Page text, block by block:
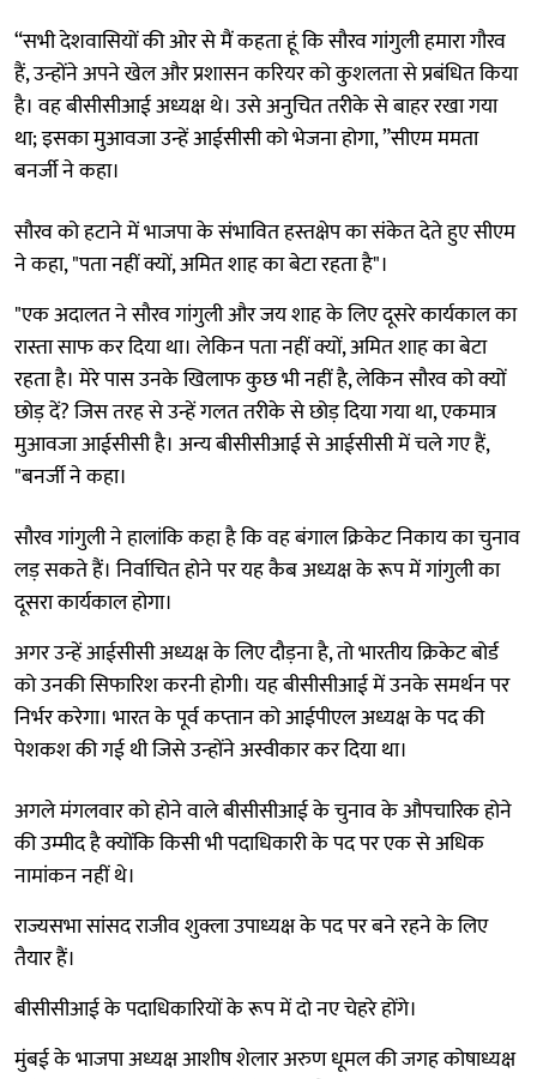
“सभी देशवासियों की ओर से मैं कहता हूं कि सौरव गांगुली हमारा गौरव
हैं, उन्होंने अपने खेल और प्रशासन करियर को कुशलता से प्रबंधित किया
है। वह बीसीसीआई अध्यक्ष थे। उसे अनुचित तरीके से बाहर रखा गया
था; इसका मुआवजा उन्हें आईसीसी को भेजना होगा, ”सीएम ममता
बनर्जी ने कहा।
सौरव को हटाने में भाजपा के संभावित हस्तक्षेप का संकेत देते हुए सीएम
ने कहा, "पता नहीं क्यों, अमित शाह का बेटा रहता है"।
"एक अदालत ने सौरव गांगुली और जय शाह के लिए दूसरे कार्यकाल का
रास्ता साफ कर दिया था। लेकिन पता नहीं क्यों, अमित शाह का बेटा
रहता है। मेरे पास उनके खिलाफ कुछ भी नहीं है, लेकिन सौरव को क्यों
छोड़ दें? जिस तरह से उन्हें गलत तरीके से छोड़ दिया गया था, एकमात्र
मुआवजा आईसीसी है। अन्य बीसीसीआई से आईसीसी में चले गए हैं,
"बनर्जी ने कहा।
सौरव गांगुली ने हालांकि कहा है कि वह बंगाल क्रिकेट निकाय का चुनाव
लड़ सकते हैं। निर्वाचित होने पर यह कैब अध्यक्ष के रूप में गांगुली का
दूसरा कार्यकाल होगा।
अगर उन्हें आईसीसी अध्यक्ष के लिए दौड़ना है, तो भारतीय क्रिकेट बोर्ड
को उनकी सिफारिश करनी होगी। यह बीसीसीआई में उनके समर्थन पर
निर्भर करेगा। भारत के पूर्व कप्तान को आईपीएल अध्यक्ष के पद की
पेशकश की गई थी जिसे उन्होंने अस्वीकार कर दिया था।
अगले मंगलवार को होने वाले बीसीसीआई के चुनाव के औपचारिक होने
की उम्मीद है क्योंकि किसी भी पदाधिकारी के पद पर एक से अधिक
नामांकन नहीं थे।
राज्यसभा सांसद राजीव शुक्ला उपाध्यक्ष के पद पर बने रहने के लिए
तैयार हैं।
बीसीसीआई के पदाधिकारियों के रूप में दो नए चेहरे होंगे।
मुंबई के भाजपा अध्यक्ष आशीष शेलार अरुण धूमल की जगह कोषाध्यक्ष